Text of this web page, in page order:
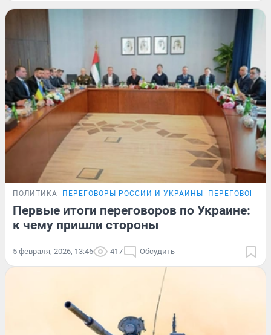
ПОЛИТИКА ПЕРЕГОВОРЫ РОССИИ И УКРАИНЫ ПЕРЕГОВОРЫ
Первые итоги переговоров по Украине:
к чему пришли стороны
5 февраля, 2026, 13:46 417 Обсудить